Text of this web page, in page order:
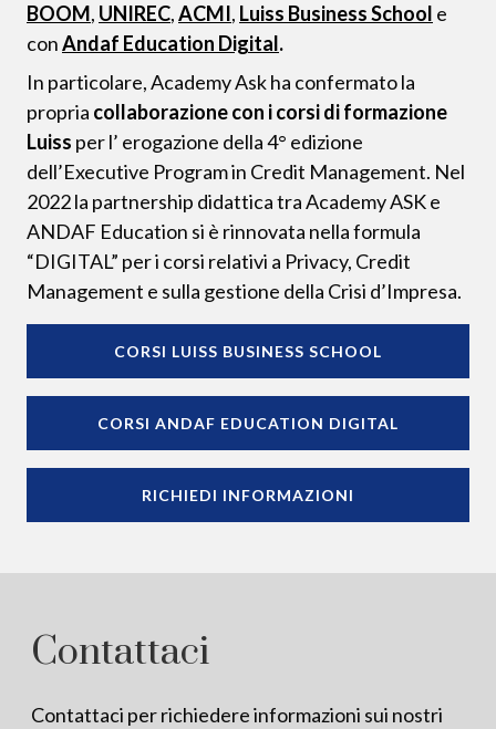
BOOM, UNIREC,ACMI, Luiss Business School e
conAndaf Education Digital.
In particolare, Academy Ask ha confermato la
propria collaborazione con i corsi di formazione
Luiss per l’ erogazione della 4° edizione
dell’Executive Program in Credit Management. Nel
2022 la partnership didattica tra Academy ASK e
ANDAF Education si è rinnovata nella formula
“DIGITAL” per i corsi relativi a Privacy, Credit
Management e sulla gestione della Crisi d’Impresa.
CORSI LUISS BUSINESS SCHOOL
CORSI ANDAF EDUCATION DIGITAL
RICHIEDI INFORMAZIONI
Contattaci
Contattaci per richiedere informazioni sui nostri